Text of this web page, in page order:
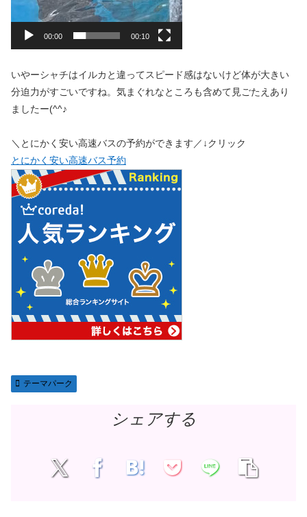
00:00 00:10
いやーシャチはイルカと違ってスピード感はないけど体が大きい
分迫力がすごいですね。気まぐれなところも含めて見ごたえあり
ましたー(^^♪
＼とにかく安い高速バスの予約ができます／↓クリック
とにかく安い高速バス予約
テーマパーク
シェアする